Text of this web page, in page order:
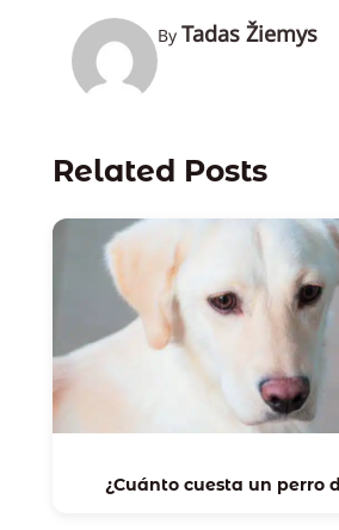
By Tadas Žiemys
Related Posts
¿Cuánto cuesta un perro